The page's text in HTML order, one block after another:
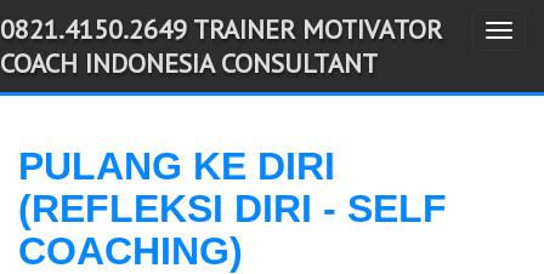
-->
T
g
0821.4150.2649 TRAINER MOTIVATOR
COACH INDONESIA CONSULTANT
PULANG KE DIRI
(REFLEKSI DIRI - SELF
COACHING)